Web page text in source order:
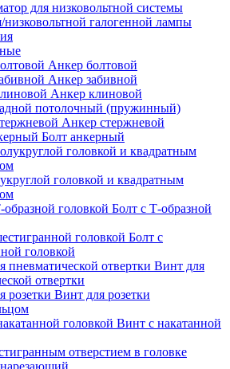
для низковольтной системы
низковольтной галогенной лампы
Анкер болтовой
Анкер забивной
Анкер клиновой
потолочный (пружинный)
Анкер стержневой
Болт анкерный
головкой и квадратным
Болт с Т-образной
Болт с
головкой
Винт для
отвертки
Винт для розетки
Винт с накатанной
отверстием в головке